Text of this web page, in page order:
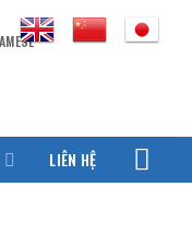
LIÊN HỆ